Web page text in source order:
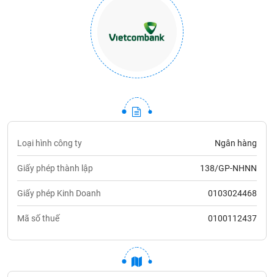
Loại hình công ty Ngân hàng
Giấy phép thành lập 138/GP-NHNN
Giấy phép Kinh Doanh 0103024468
Mã số thuế 0100112437